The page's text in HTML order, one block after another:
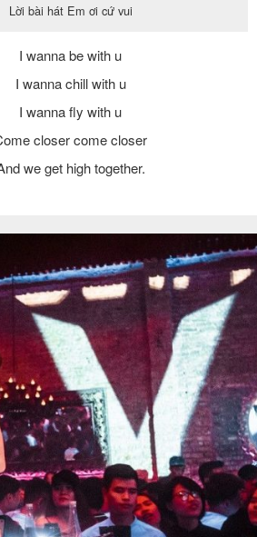
Lời bài hát Em ơi cứ vui
I wanna be with u
I wanna chill with u
I wanna fly with u
closer come closer
we get high together.